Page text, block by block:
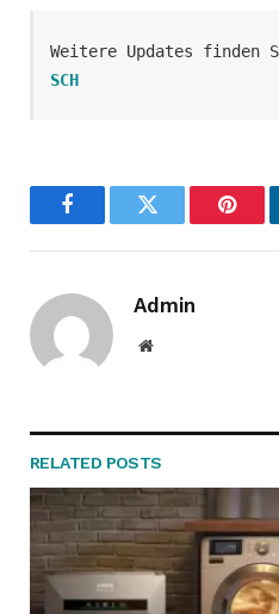
Weitere Updates
SCH
FacebookTwitter
Admin
Website
RELATED POSTS